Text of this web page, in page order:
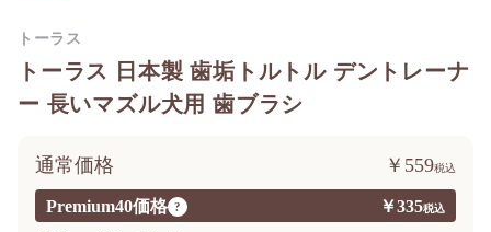
トーラス 日本製 歯垢トルトル デントレーナ
ー 長いマズル犬用 歯ブラシ
Premium40価格 ? ￥335
通常価格 ￥559
トーラス